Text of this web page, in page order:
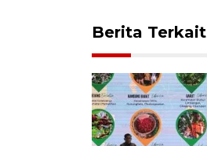
Berita Terkait